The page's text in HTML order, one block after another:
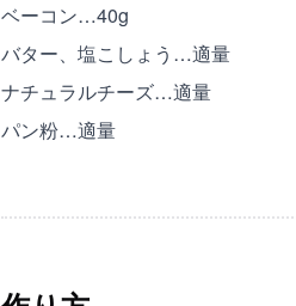
ベーコン…40g
バター、塩こしょう…適量
ナチュラルチーズ…適量
パン粉…適量